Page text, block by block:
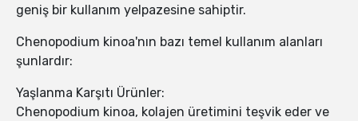
geniş bir kullanım yelpazesine sahiptir.
Chenopodium kinoa'nın bazı temel kullanım alanları
şunlardır:
Yaşlanma Karşıtı Ürünler:
Chenopodium kinoa, kolajen üretimini teşvik eder ve